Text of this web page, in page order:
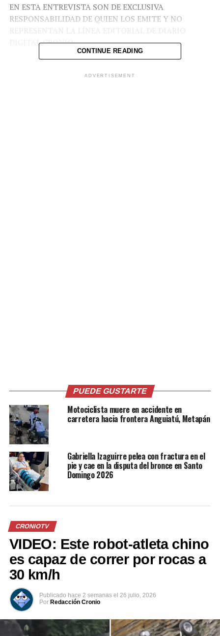
EN ESTA ENTREVISTA SON DE EXCLUSIVA
RESPONSABILIDAD DE QUIEN LOS EMITE Y NO
REPRESENTAN LA LÍNEA EDITORIAL DE DIARIO
DIGITAL CRONIO.
#ENVIVO EL SALVADOR
16 septiembre, 2021
En «CronioTV»
RELATED TOPICS: CRONIO TV
EL SALVADOR
EL SALVADOR TODAY
NOTICIAS POLITICA
UP NEXT
EL SALVADOR TODAY con LUIS ALVARADO
CONTINUE READING
ADVERTISEMENT
PUEDE GUSTARTE
Motociclista muere en accidente en
carretera hacia frontera Anguiatú, Metapán
Gabriella Izaguirre pelea con fractura en el
pie y cae en la disputa del bronce en Santo
Domingo 2026
CRONIOTV
VIDEO: Este robot-atleta chino
es capaz de correr por rocas a
30 km/h
Publicado hace 2 semanas el 26 julio, 2026
Por Redacción Cronio